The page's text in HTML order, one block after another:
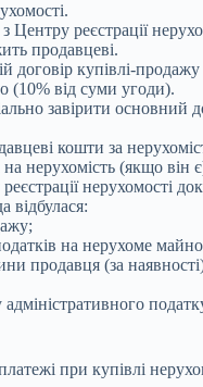
Центру реєстрації
продавцеві.
договір купівлі-продажу
(10% від суми угоди).
завірити основний
кошти за
нерухомість (якщо він
нерухомості
відбулася:
на нерухоме
продавця (за
адміністративного
при купівлі